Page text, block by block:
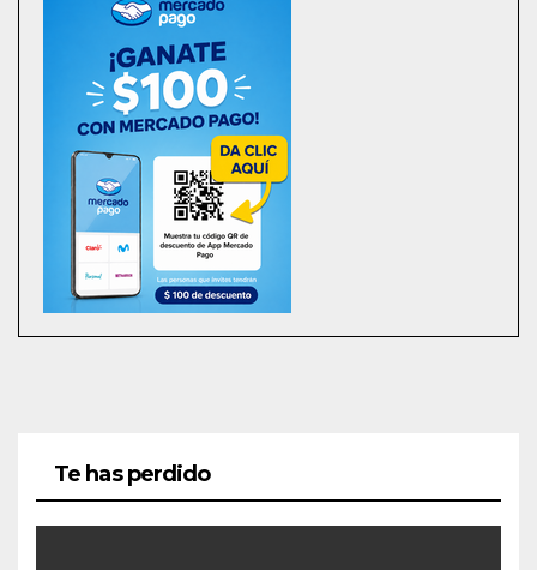
Te has perdido